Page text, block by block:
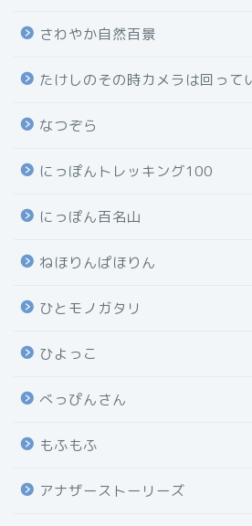
さわやか自然百景
たけしのその時カメラは回って
なつぞら
にっぽんトレッキング100
にっぽん百名山
ねほりんぱほりん
ひとモノガタリ
ひよっこ
べっぴんさん
もふもふ
アナザーストーリーズ